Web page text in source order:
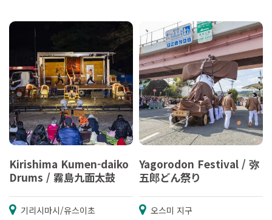
Kirishima Kumen-daiko
Drums / 霧島九面太鼓
기리시마시/유스이초
Yagorodon Festival / 弥
五郎どん祭り
오스미 지구